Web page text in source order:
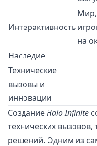
Интерактивность
Мир,
на
Наследие
Технические
вызовы и
инновации
СозданиеHalo Infinite
технических
решений. Одним из